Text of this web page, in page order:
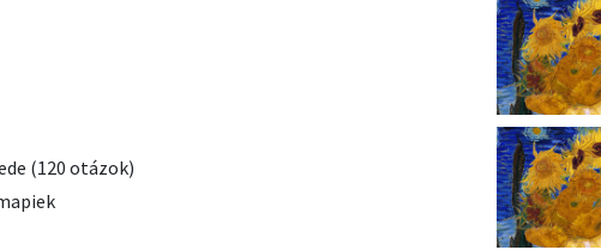
(120 otázok)